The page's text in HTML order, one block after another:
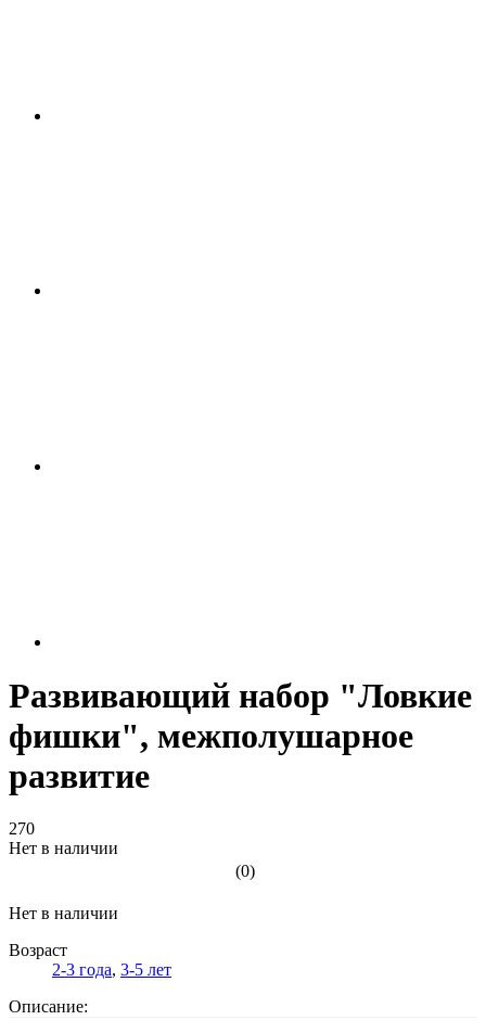
Развивающий набор "Ловкие
фишки", межполушарное
развитие
270
Нет в наличии
(0)
Нет в наличии
Возраст
2-3 года, 3-5 лет
Описание: